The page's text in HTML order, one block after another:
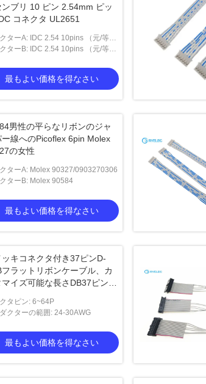
ンブリ 10 ピン 2.54mm ピッ
コネクタ UL2651
ターA: IDC 2.54 10pins （元/等
ターB: IDC 2.54 10pins （元/等
最もよい価格を得なさい
男性の平らなリボンのジャ
ー線へのPicoflex 6pin Molex
の女性
ターA: Molex 90327/0903270306
ターB: Molex 90584
最もよい価格を得なさい
ッキコネクタ付き37ピンD-
フラットリボンケーブル、カ
マイズ可能な長さDB37ピンコ
タピン: 6~64P
クターの範囲: 24-30AWG
最もよい価格を得なさい